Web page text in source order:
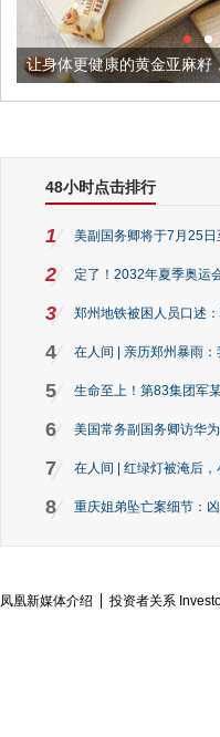
黄金亚麻籽，我们把它加到了
48小时点击排行
1 美副国务卿将于7月25
2 定了！2032年夏季奥运
3 郑州地铁被困人员口述
4 在人间 | 亲历郑州暴雨
5 生命至上！第83集团军
6 美国常务副国务卿访华
7 在人间 | 红绿灯被淹后
8 重庆姐弟坠亡案细节：
凤凰新媒体介绍 投资者关系